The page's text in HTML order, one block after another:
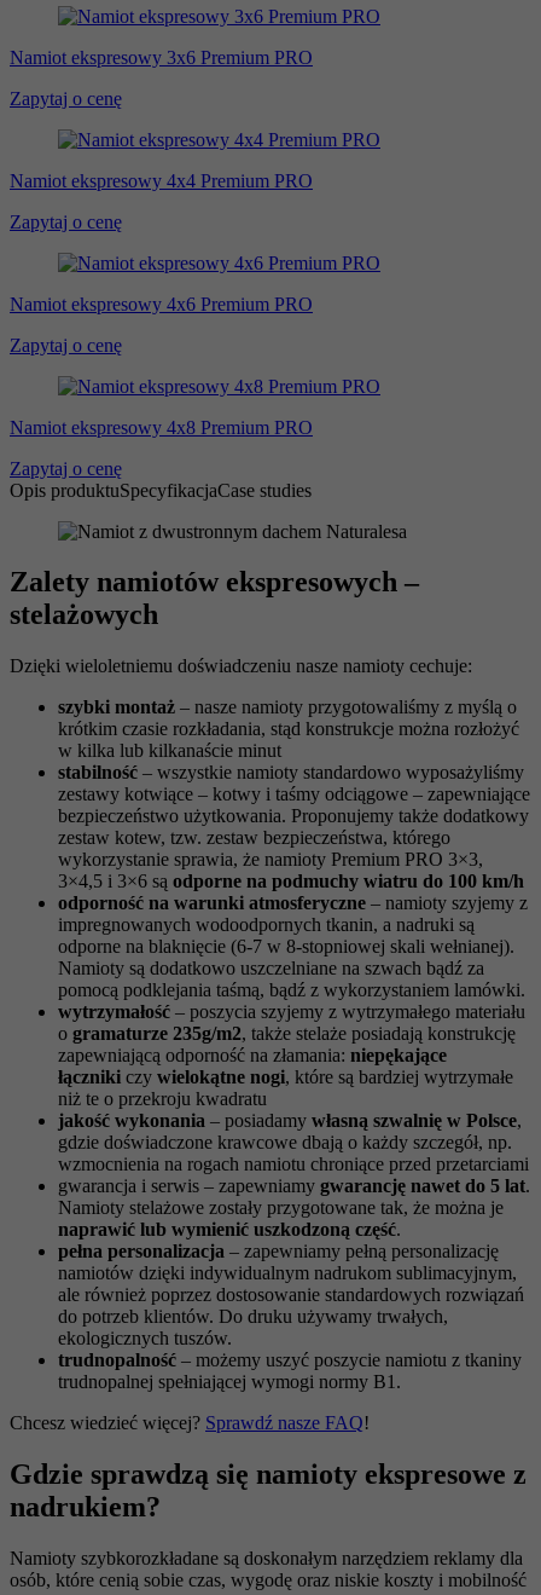
Namiot ekspresowy 3x6 Premium PRO
Zapytaj o cenę
Namiot ekspresowy 4x4 Premium PRO
Zapytaj o cenę
Namiot ekspresowy 4x6 Premium PRO
Zapytaj o cenę
Namiot ekspresowy 4x8 Premium PRO
Zapytaj o cenę
Opis produktuSpecyfikacjaCase studies
Zalety namiotów ekspresowych –
stelażowych
Dzięki wieloletniemu doświadczeniu nasze namioty cechuje:
szybki montaż – nasze namioty przygotowaliśmy z myślą o
krótkim czasie rozkładania, stąd konstrukcje można rozłożyć
w kilka lub kilkanaście minut
stabilność – wszystkie namioty standardowo wyposażyliśmy
zestawy kotwiące – kotwy i taśmy odciągowe – zapewniające
bezpieczeństwo użytkowania. Proponujemy także dodatkowy
zestaw kotew, tzw. zestaw bezpieczeństwa, którego
wykorzystanie sprawia, że namioty Premium PRO 3×3,
3×4,5 i 3×6 są odporne na podmuchy wiatru do 100 km/h
odporność na warunki atmosferyczne – namioty szyjemy z
impregnowanych wodoodpornych tkanin, a nadruki są
odporne na blaknięcie (6-7 w 8-stopniowej skali wełnianej).
Namioty są dodatkowo uszczelniane na szwach bądź za
pomocą podklejania taśmą, bądź z wykorzystaniem lamówki.
wytrzymałość – poszycia szyjemy z wytrzymałego materiału
o gramaturze 235g/m2, także stelaże posiadają konstrukcję
zapewniającą odporność na złamania: niepękające
łączniki czy wielokątne nogi, które są bardziej wytrzymałe
niż te o przekroju kwadratu
jakość wykonania – posiadamy własną szwalnię w Polsce,
gdzie doświadczone krawcowe dbają o każdy szczegół, np.
wzmocnienia na rogach namiotu chroniące przed przetarciami
gwarancja i serwis – zapewniamy gwarancję nawet do 5 lat.
Namioty stelażowe zostały przygotowane tak, że można je
naprawić lub wymienić uszkodzoną część.
pełna personalizacja – zapewniamy pełną personalizację
namiotów dzięki indywidualnym nadrukom sublimacyjnym,
ale również poprzez dostosowanie standardowych rozwiązań
do potrzeb klientów. Do druku używamy trwałych,
ekologicznych tuszów.
trudnopalność – możemy uszyć poszycie namiotu z tkaniny
trudnopalnej spełniającej wymogi normy B1.
Chcesz wiedzieć więcej? Sprawdź nasze FAQ!
Gdzie sprawdzą się namioty ekspresowe z
nadrukiem?
Namioty szybkorozkładane są doskonałym narzędziem reklamy dla
osób, które cenią sobie czas, wygodę oraz niskie koszty i mobilność